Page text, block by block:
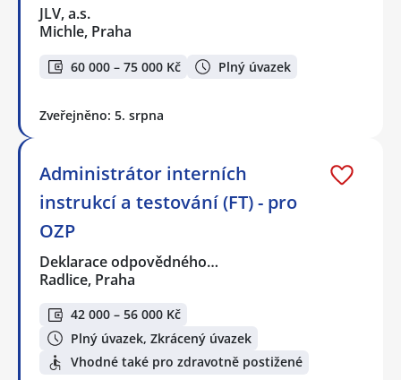
JLV, a.s.
Michle, Praha
60 000 – 75 000 Kč Plný úvazek
Zveřejněno: 5. srpna
Administrátor interních
instrukcí a testování (FT) - pro
OZP
Deklarace odpovědného…
Radlice, Praha
42 000 – 56 000 Kč
Plný úvazek, Zkrácený úvazek
Vhodné také pro zdravotně postižené